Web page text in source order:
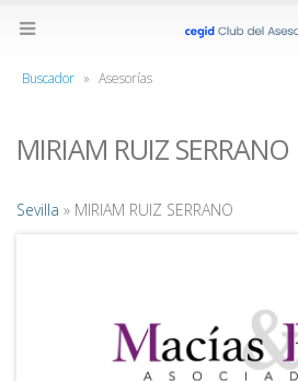
Buscador » Asesorías
MIRIAM RUIZ SERRANO
Sevilla » MIRIAM RUIZ SERRANO